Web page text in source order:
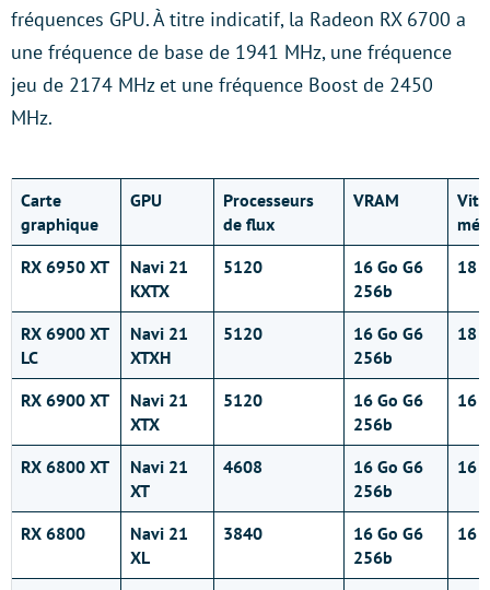
fréquences GPU. À titre indicatif, la Radeon RX 6700 a
une fréquence de base de 1941 MHz, une fréquence
jeu de 2174 MHz et une fréquence Boost de 2450
MHz.
Carte
graphique
GPU
Processeurs
de flux
VRAM
RX 6950 XT
Navi 21
KXTX
5120
16 Go G6
256b
18
RX 6900 XT
LC
Navi 21
XTXH
5120
16 Go G6
256b
18
RX 6900 XT
Navi 21
XTX
5120
16 Go G6
256b
16
RX 6800 XT
Navi 21
XT
4608
16 Go G6
256b
16
RX 6800
Navi 21
XL
3840
16 Go G6
256b
16